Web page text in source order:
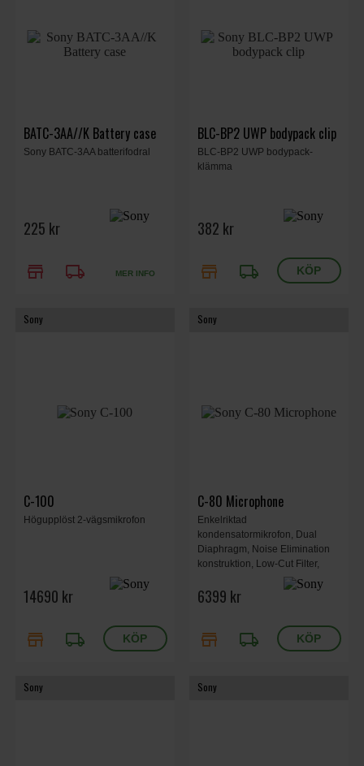
BATC-3AA//K Battery case
Sony BATC-3AA batterifodral
225 kr
store local_shipping MER INFO
BLC-BP2 UWP bodypack clip
BLC-BP2 UWP bodypack-
klämma
382 kr
store local_shipping
Sony
C-100
Högupplöst 2-vägsmikrofon
14690 kr
store local_shipping
Sony
C-80 Microphone
Enkelriktad
kondensatormikrofon, Dual
Diaphragm, Noise Elimination
konstruktion, Low-Cut Filter,
-10dB Pad Switch, 20Hz-20kHz.
6399 kr
store local_shipping
Sony Sony